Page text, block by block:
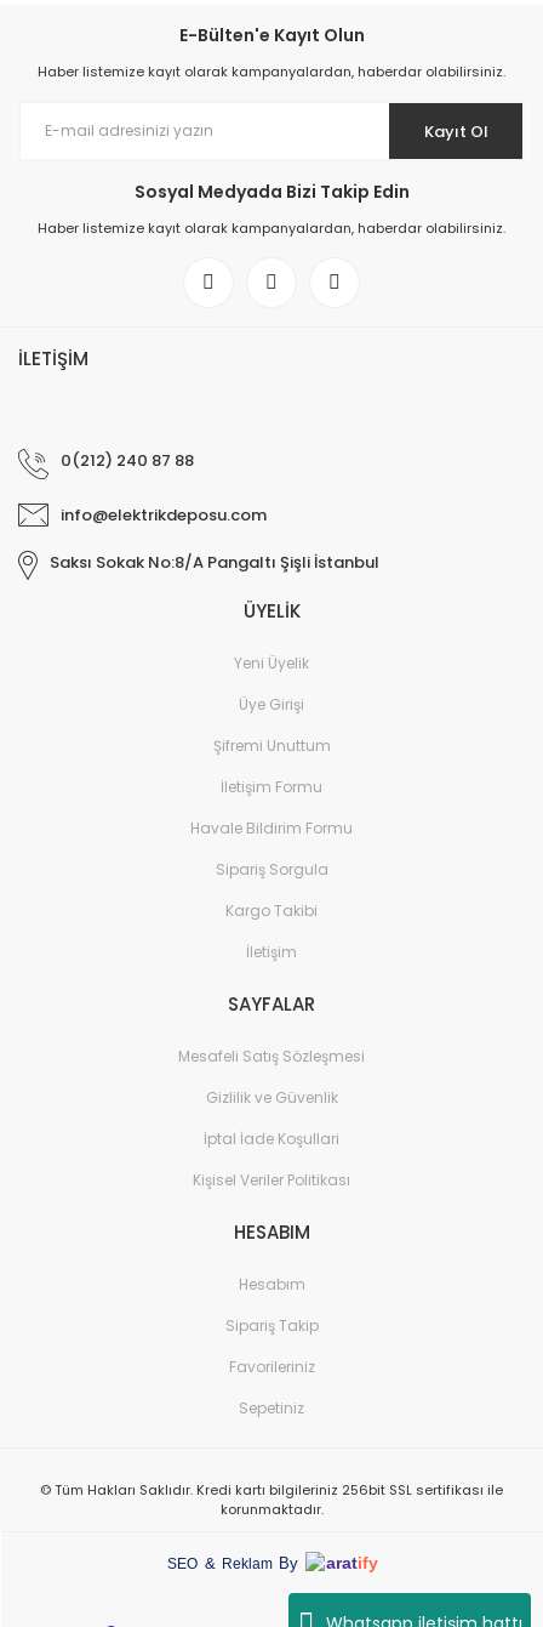
E-Bülten'e Kayıt Olun
Haber listemize kayıt olarak kampanyalardan, haberdar olabilirsiniz.
Kayıt Ol
Sosyal Medyada Bizi Takip Edin
Haber listemize kayıt olarak kampanyalardan, haberdar olabilirsiniz.
İLETİŞİM
0(212) 240 87 88
info@elektrikdeposu.com
Saksı Sokak No:8/A Pangaltı Şişli İstanbul
ÜYELİK
Yeni Üyelik
Üye Girişi
Şifremi Unuttum
İletişim Formu
Havale Bildirim Formu
Sipariş Sorgula
Kargo Takibi
İletişim
SAYFALAR
Mesafeli Satış Sözleşmesi
Gizlilik ve Güvenlik
İptal İade Koşullari
Kişisel Veriler Politikası
HESABIM
Hesabım
Sipariş Takip
Favorileriniz
Sepetiniz
© Tüm Hakları Saklıdır. Kredi kartı bilgileriniz 256bit SSL sertifikası ile
korunmaktadır.
SEO & Reklam By aratify